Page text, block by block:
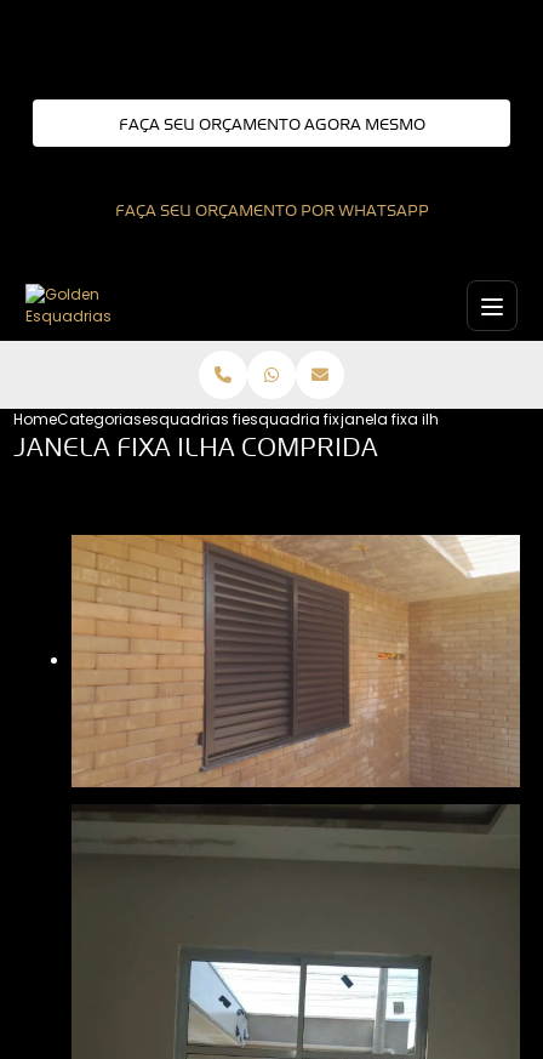
FAÇA SEU ORÇAMENTO AGORA MESMO
FAÇA SEU ORÇAMENTO POR WHATSAPP
HomeCategoriasesquadrias fixasesquadria fixajanela fixa ilha comprida
JANELA FIXA ILHA COMPRIDA